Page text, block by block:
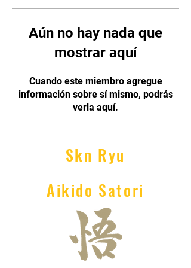
Aún no hay nada que
mostrar aquí
Cuando este miembro agregue
información sobre sí mismo, podrás
verla aquí.
Skn Ryu
Aikido Satori